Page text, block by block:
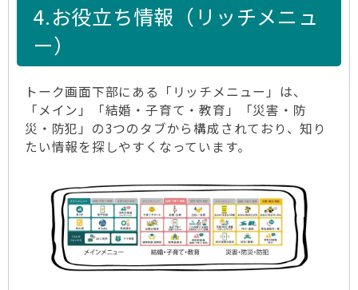
4.お役立ち情報（リッチメニュ
ー）
トーク画面下部にある「リッチメニュー」は、
「メイン」「結婚・子育て・教育」「災害・防
災・防犯」の3つのタブから構成されており、知り
たい情報を探しやすくなっています。